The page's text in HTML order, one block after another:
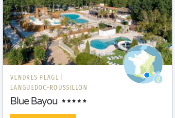
VENDRES PLAGE |
LANGUEDOC-ROUSSILLON
Blue Bayou